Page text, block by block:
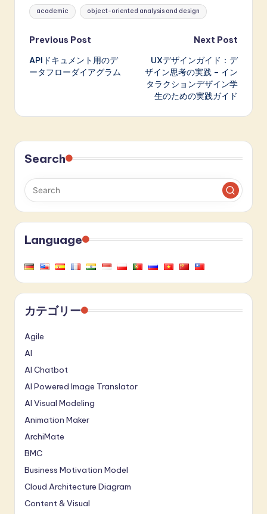
Tags:
academic object-oriented analysis and design
Post
navigation
Previous Post
APIドキュメント用のデ
ータフローダイアグラム
Next Post
UXデザインガイド：デ
ザイン思考の実践 – イン
タラクションデザイン学
生のための実践ガイド
Search
Language
カテゴリー
Agile
AI
AI Chatbot
AI Powered Image Translator
AI Visual Modeling
Animation Maker
ArchiMate
BMC
Business Motivation Model
Cloud Architecture Diagram
Content & Visual